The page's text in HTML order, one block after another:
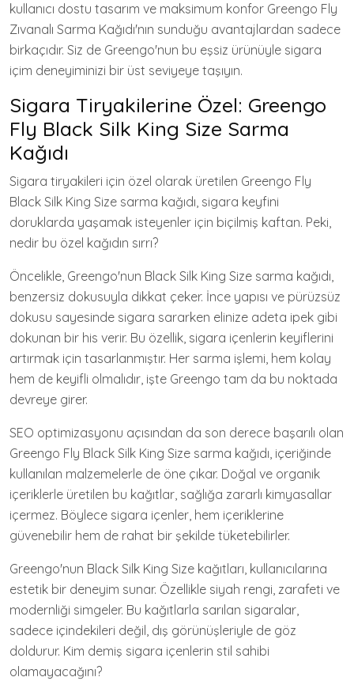
kullanıcı dostu tasarım ve maksimum konfor Greengo Fly
Zıvanalı Sarma Kağıdı'nın sunduğu avantajlardan sadece
birkaçıdır. Siz de Greengo'nun bu eşsiz ürünüyle sigara
içim deneyiminizi bir üst seviyeye taşıyın.
Sigara Tiryakilerine Özel: Greengo
Fly Black Silk King Size Sarma
Kağıdı
Sigara tiryakileri için özel olarak üretilen Greengo Fly
Black Silk King Size sarma kağıdı, sigara keyfini
doruklarda yaşamak isteyenler için biçilmiş kaftan. Peki,
nedir bu özel kağıdın sırrı?
Öncelikle, Greengo'nun Black Silk King Size sarma kağıdı,
benzersiz dokusuyla dikkat çeker. İnce yapısı ve pürüzsüz
dokusu sayesinde sigara sararken elinize adeta ipek gibi
dokunan bir his verir. Bu özellik, sigara içenlerin keyiflerini
artırmak için tasarlanmıştır. Her sarma işlemi, hem kolay
hem de keyifli olmalıdır, işte Greengo tam da bu noktada
devreye girer.
SEO optimizasyonu açısından da son derece başarılı olan
Greengo Fly Black Silk King Size sarma kağıdı, içeriğinde
kullanılan malzemelerle de öne çıkar. Doğal ve organik
içeriklerle üretilen bu kağıtlar, sağlığa zararlı kimyasallar
içermez. Böylece sigara içenler, hem içeriklerine
güvenebilir hem de rahat bir şekilde tüketebilirler.
Greengo'nun Black Silk King Size kağıtları, kullanıcılarına
estetik bir deneyim sunar. Özellikle siyah rengi, zarafeti ve
modernliği simgeler. Bu kağıtlarla sarılan sigaralar,
sadece içindekileri değil, dış görünüşleriyle de göz
doldurur. Kim demiş sigara içenlerin stil sahibi
olamayacağını?